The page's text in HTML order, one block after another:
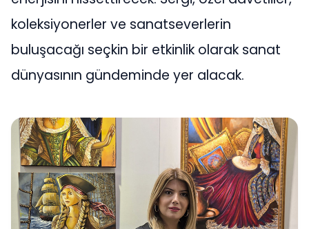
koleksiyonerler ve sanatseverlerin
buluşacağı seçkin bir etkinlik olarak sanat
dünyasının gündeminde yer alacak.